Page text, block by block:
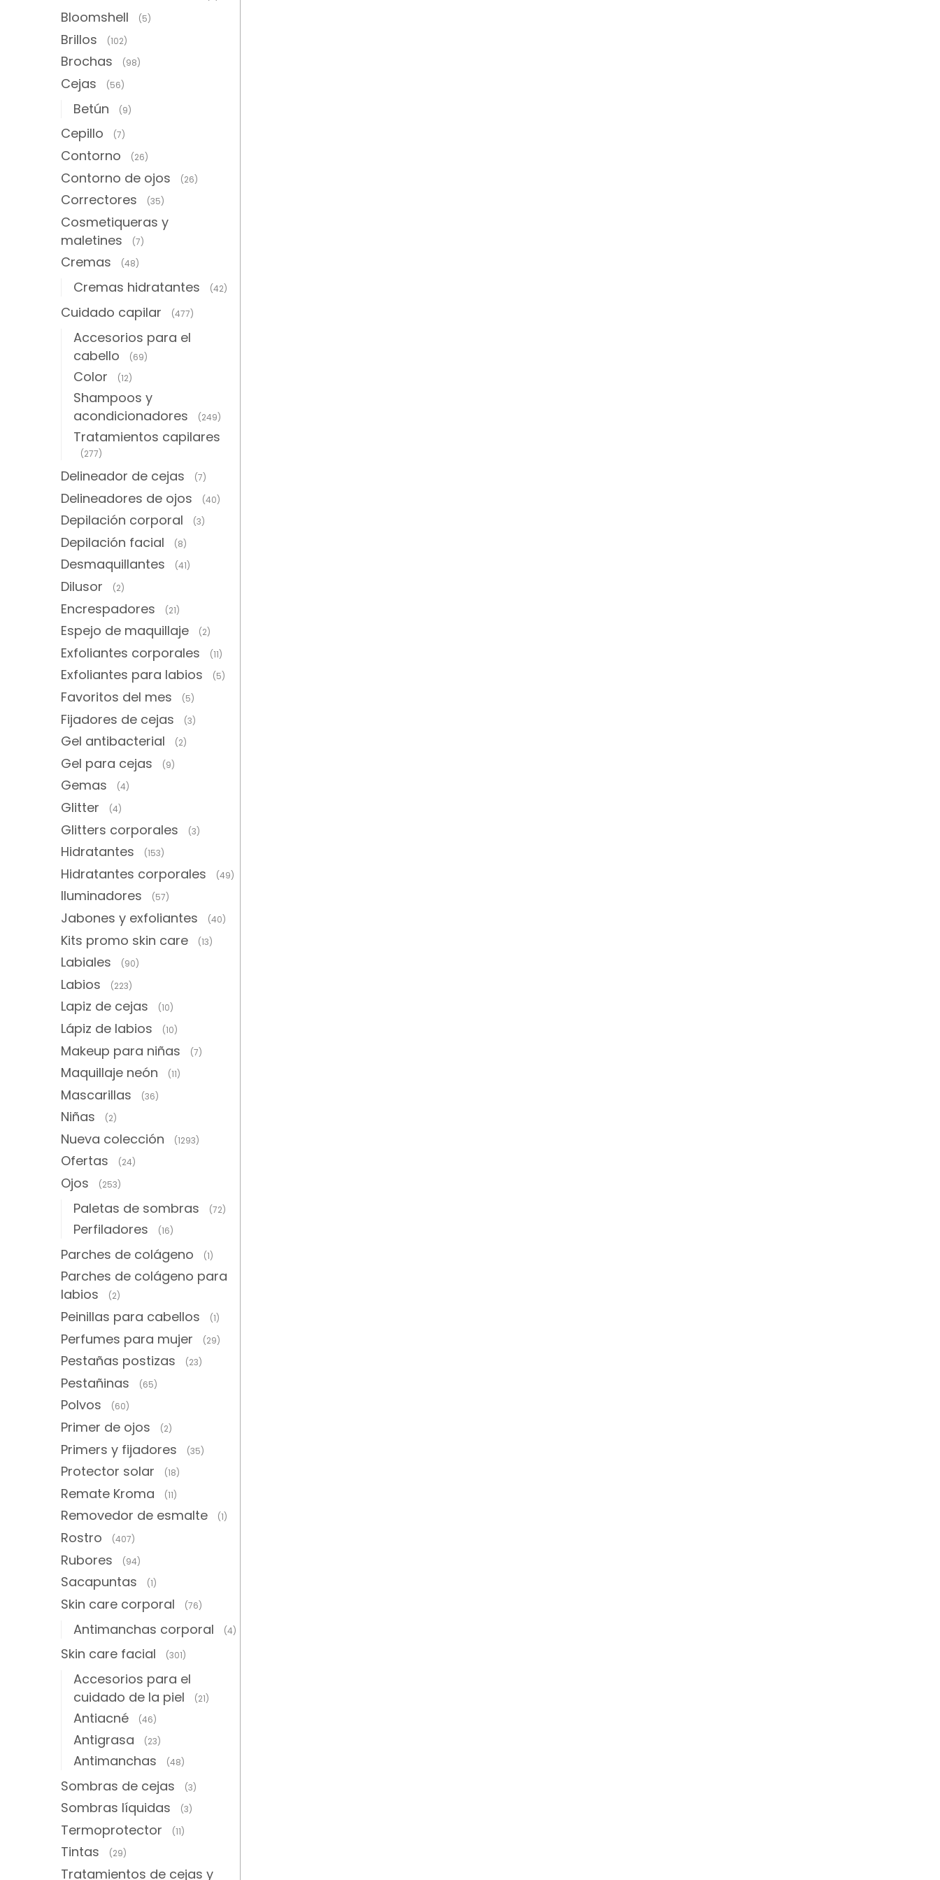
Bloomshell (5)
Brillos (102)
Brochas (98)
Cejas (56)
Betún (9)
Cepillo (7)
Contorno (26)
Contorno de ojos (26)
Correctores (35)
Cosmetiqueras y
maletines
(7)
Cremas (48)
Cremas hidratantes (42)
Cuidado capilar (477)
Accesorios para el
cabello
(69)
Color (12)
Shampoos y
acondicionadores
(249)
Tratamientos capilares
(277)
Delineador de cejas (7)
Delineadores de ojos (40)
Depilación corporal (3)
Depilación facial (8)
Desmaquillantes (41)
Dilusor (2)
Encrespadores (21)
Espejo de maquillaje (2)
Exfoliantes corporales (11)
Exfoliantes para labios (5)
Favoritos del mes (5)
Fijadores de cejas (3)
Gel antibacterial (2)
Gel para cejas (9)
Gemas (4)
Glitter (4)
Glitters corporales (3)
Hidratantes (153)
Hidratantes corporales (49)
Iluminadores (57)
Jabones y exfoliantes (40)
Kits promo skin care (13)
Labiales (90)
Labios (223)
Lapiz de cejas (10)
Lápiz de labios (10)
Makeup para niñas (7)
Maquillaje neón (11)
Mascarillas (36)
Niñas (2)
Nueva colección (1293)
Ofertas (24)
Ojos (253)
Paletas de sombras (72)
Perfiladores (16)
Parches de colágeno (1)
Parches de colágeno para
labios
(2)
Peinillas para cabellos (1)
Perfumes para mujer (29)
Pestañas postizas (23)
Pestañinas (65)
Polvos (60)
Primer de ojos (2)
Primers y fijadores (35)
Protector solar (18)
Remate Kroma (11)
Removedor de esmalte (1)
Rostro (407)
Rubores (94)
Sacapuntas (1)
Skin care corporal (76)
Antimanchas corporal (4)
Skin care facial (301)
Accesorios para el
cuidado de la piel
(21)
Antiacné (46)
Antigrasa (23)
Antimanchas (48)
Sombras de cejas (3)
Sombras líquidas (3)
Termoprotector (11)
Tintas (29)
Tratamientos de cejas y